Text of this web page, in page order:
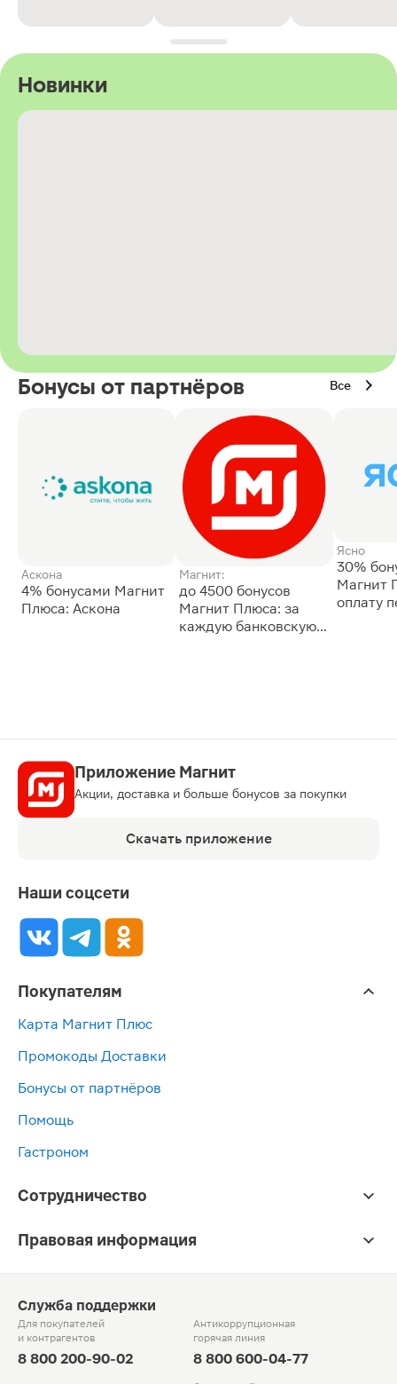
Новинки
Бонусы от партнёров Все
Аскона
4% бонусами Магнит
Плюса: Аскона
Магнит:
до 4500 бонусов
Магнит Плюса: за
каждую банковскую
Ясно
30%
Магнит
оплату
Приложение Магнит
Акции, доставка и больше бонусов за покупки
Скачать приложение
Наши соцсети
Покупателям
Карта Магнит Плюс
Промокоды Доставки
Бонусы от партнёров
Помощь
Гастроном
Сотрудничество
Правовая информация
Служба поддержки
Для покупателей
и контрагентов
8 800 200-90-02
Антикоррупционная
горячая линия
8 800 600-04-77